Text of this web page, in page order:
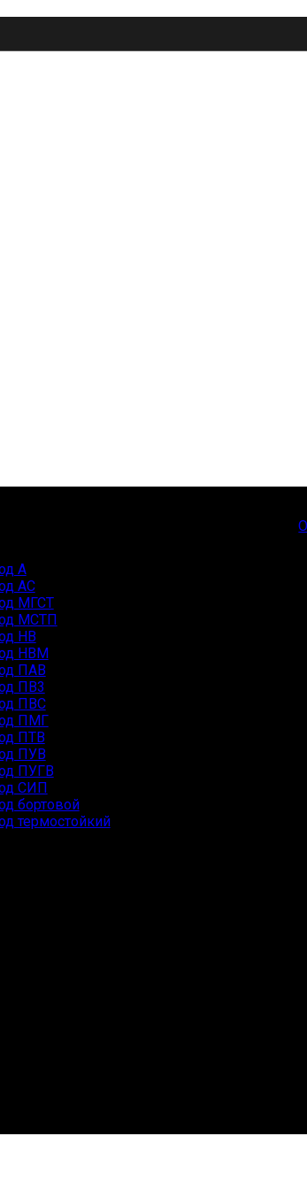
А
АС
МГСТ
МСТП
НВ
НВМ
ПАВ
ПВ3
ПВС
ПМГ
ПТВ
ПУВ
ПУГВ
СИП
бортовой
термостойкий